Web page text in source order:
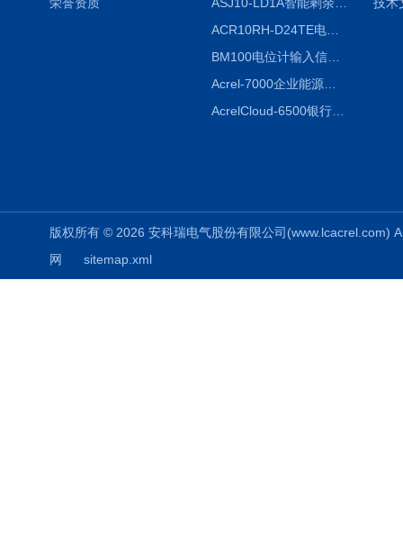
ACR10RH-D24TE电力仪表外置开口式互感器
BM100电位计输入信号隔离器
Acrel-7000企业能源管控平台
AcrelCloud-6500银行业安全用电能耗云平台
版权所有 © 2026 安科瑞电气股份有限公司
网
sitemap.xml